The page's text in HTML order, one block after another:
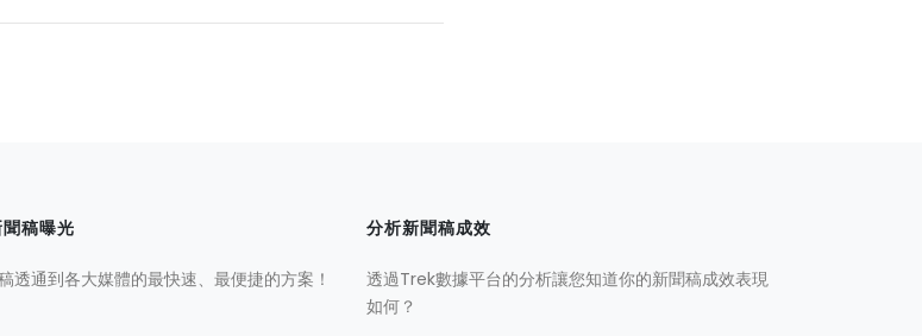
稿曝光
透通到各大媒體的最快速、最便捷的方案！
分析新聞稿成效
透過Trek數據平台的分析讓您知道你的新聞稿成效表現
如何？